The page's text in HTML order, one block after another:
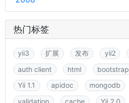
热门标签
yii3 扩展 发布 yii2
auth client
html bootstrap
Yii 1.1
apidoc mongodb
validation
cache Yii 2.0